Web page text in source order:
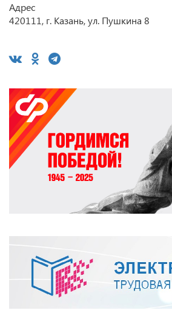
Адрес
420111, г. Казань, ул. Пушкина 8